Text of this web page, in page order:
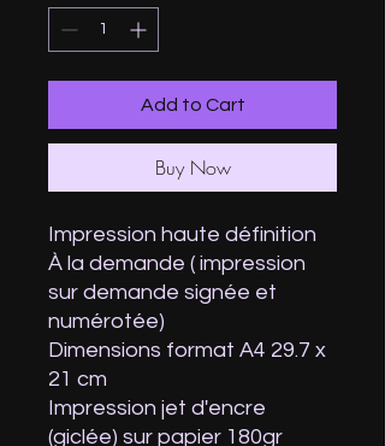
Add to Cart
Buy Now
Impression haute définition
À la demande ( impression
sur demande signée et
numérotée)
Dimensions format A4 29.7 x
21 cm
Impression jet d'encre
(giclée) sur papier 180gr